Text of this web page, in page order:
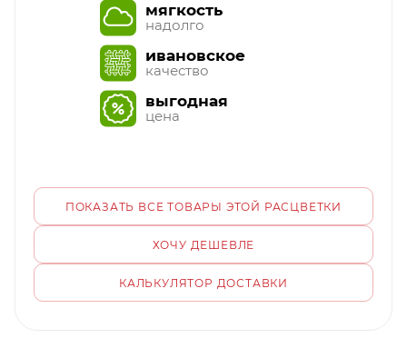
мягкость
надолго
ивановское
качество
выгодная
цена
ПОКАЗАТЬ ВСЕ ТОВАРЫ ЭТОЙ РАСЦВЕТКИ
ХОЧУ ДЕШЕВЛЕ
КАЛЬКУЛЯТОР ДОСТАВКИ